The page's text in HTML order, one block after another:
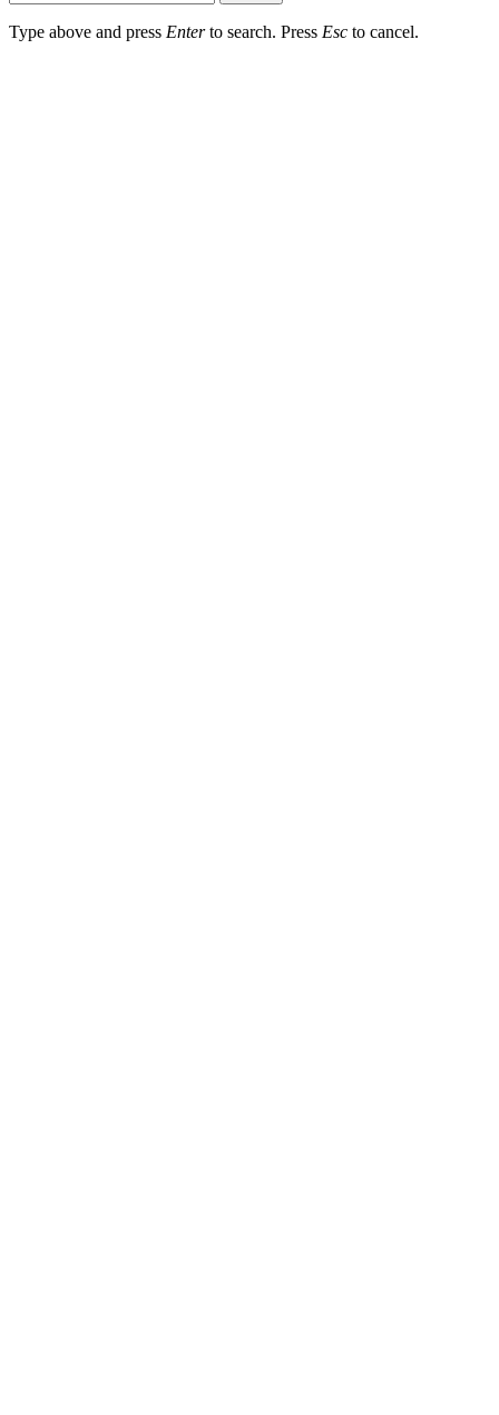
Type above and press Enterto search. Press Esc to cancel.